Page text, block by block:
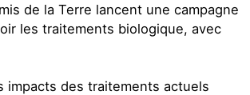
de la Terre lancent une campagne
les traitements biologique, avec
impacts des traitements actuels